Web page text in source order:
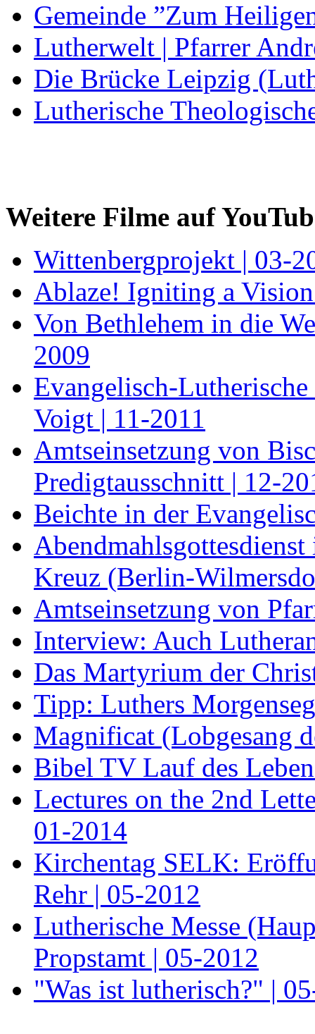
Gemeinde ”Zum
Lutherwelt | Pfarrer
Die Brücke Leipzig
Lutherische
Weitere Filme auf
Wittenbergprojekt | 03-
Ablaze! Igniting a
Von Bethlehem in die
2009
Evangelisch-
Voigt | 11-2011
Amtseinsetzung von
Predigtausschnitt | 12-
Beichte in der
Kreuz (Berlin-
Amtseinsetzung von
Interview: Auch
Das Martyrium der
Tipp: Luthers
Magnificat (Lobgesang
Bibel TV Lauf des
Lectures on the 2nd
01-2014
Kirchentag SELK:
Rehr | 05-2012
Lutherische Messe
Propstamt | 05-2012
"Was ist lutherisch?" |